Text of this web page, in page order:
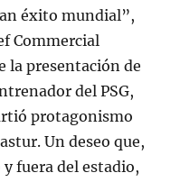
éxito mundial”,
Commercial
la presentación de
del PSG,
protagonismo
Un deseo que,
fuera del estadio,